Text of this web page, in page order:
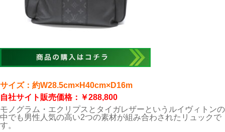
サイズ：約W28.5cm×H40cm×D16m
自社サイト販売価格：￥288,800
モノグラム・エクリプスとタイガレザーというルイヴィトンの
中でも男性人気の高い2つの素材が組み合わされたリュックで
す。